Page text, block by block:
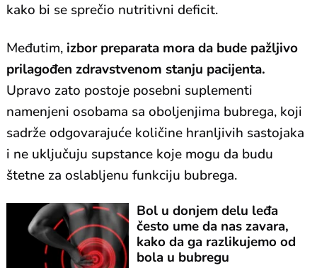
kako bi se sprečio nutritivni deficit.
Međutim, izbor preparata mora da bude pažljivo
prilagođen zdravstvenom stanju pacijenta.
Upravo zato postoje posebni suplementi
namenjeni osobama sa oboljenjima bubrega, koji
sadrže odgovarajuće količine hranljivih sastojaka
i ne uključuju supstance koje mogu da budu
štetne za oslabljenu funkciju bubrega.
Bol u donjem delu leđa
često ume da nas zavara,
kako da ga razlikujemo od
bola u bubregu